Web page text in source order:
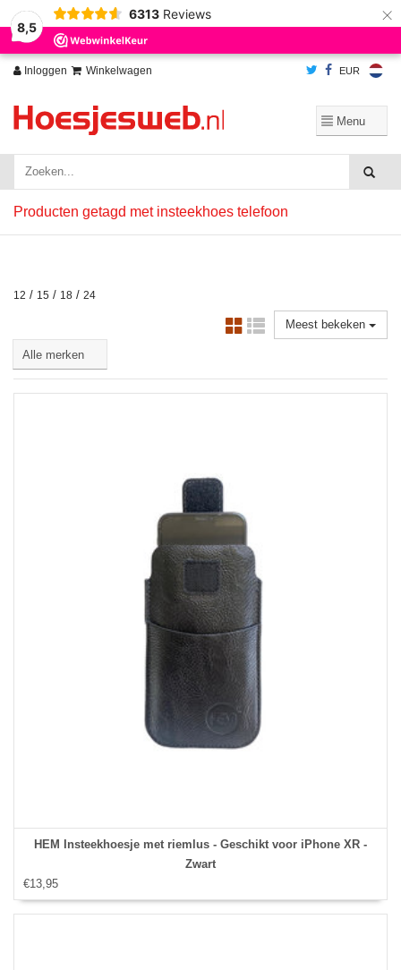
8,5
6313 Reviews ×
Inloggen Winkelwagen EUR
Producten getagd met insteekhoes telefoon
12 / 15 / 18 / 24
Meest bekeken
HEM Insteekhoesje met riemlus - Geschikt voor iPhone XR -
Zwart
€13,95
Wij slaan cookies op om onze website te verbeteren. Is dat akkoord?
Ja
Nee